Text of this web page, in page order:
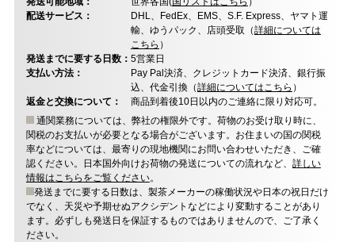
配送サービス：
DHL、FedEx、EMS、S.F. Express、ヤマト運
輸、ゆうパック、店頭受取（詳細については
こちら ）
発送までに要する日数： 5営業日
支払い方法：
Pay Pal決済、クレジットカード決済、銀行振
込、代金引換（詳細についてはこちら ）
返金と交換について：
商品到着後10日以内のご連絡に限り対応可。
通関業務については、弊社の権限外です。荷物のお受け取り時に、
関税のお支払いが必要となる場合がございます。お住まいの国の関税
率などについては、最寄りの現地機関にお問い合わせいただき、ご確
認ください。日本国外向けお荷物の発送についての流れなど、 詳しい
情報はこちらをご覧ください。
発送までに要する日数は、製茶メーカーの稼働状況や日本の祝日だけ
でなく、天災や予期せぬアクシデントなどにより変動することがあり
ます。必ずしも発送日を保証するものではありませんので、ご了承く
ださい。